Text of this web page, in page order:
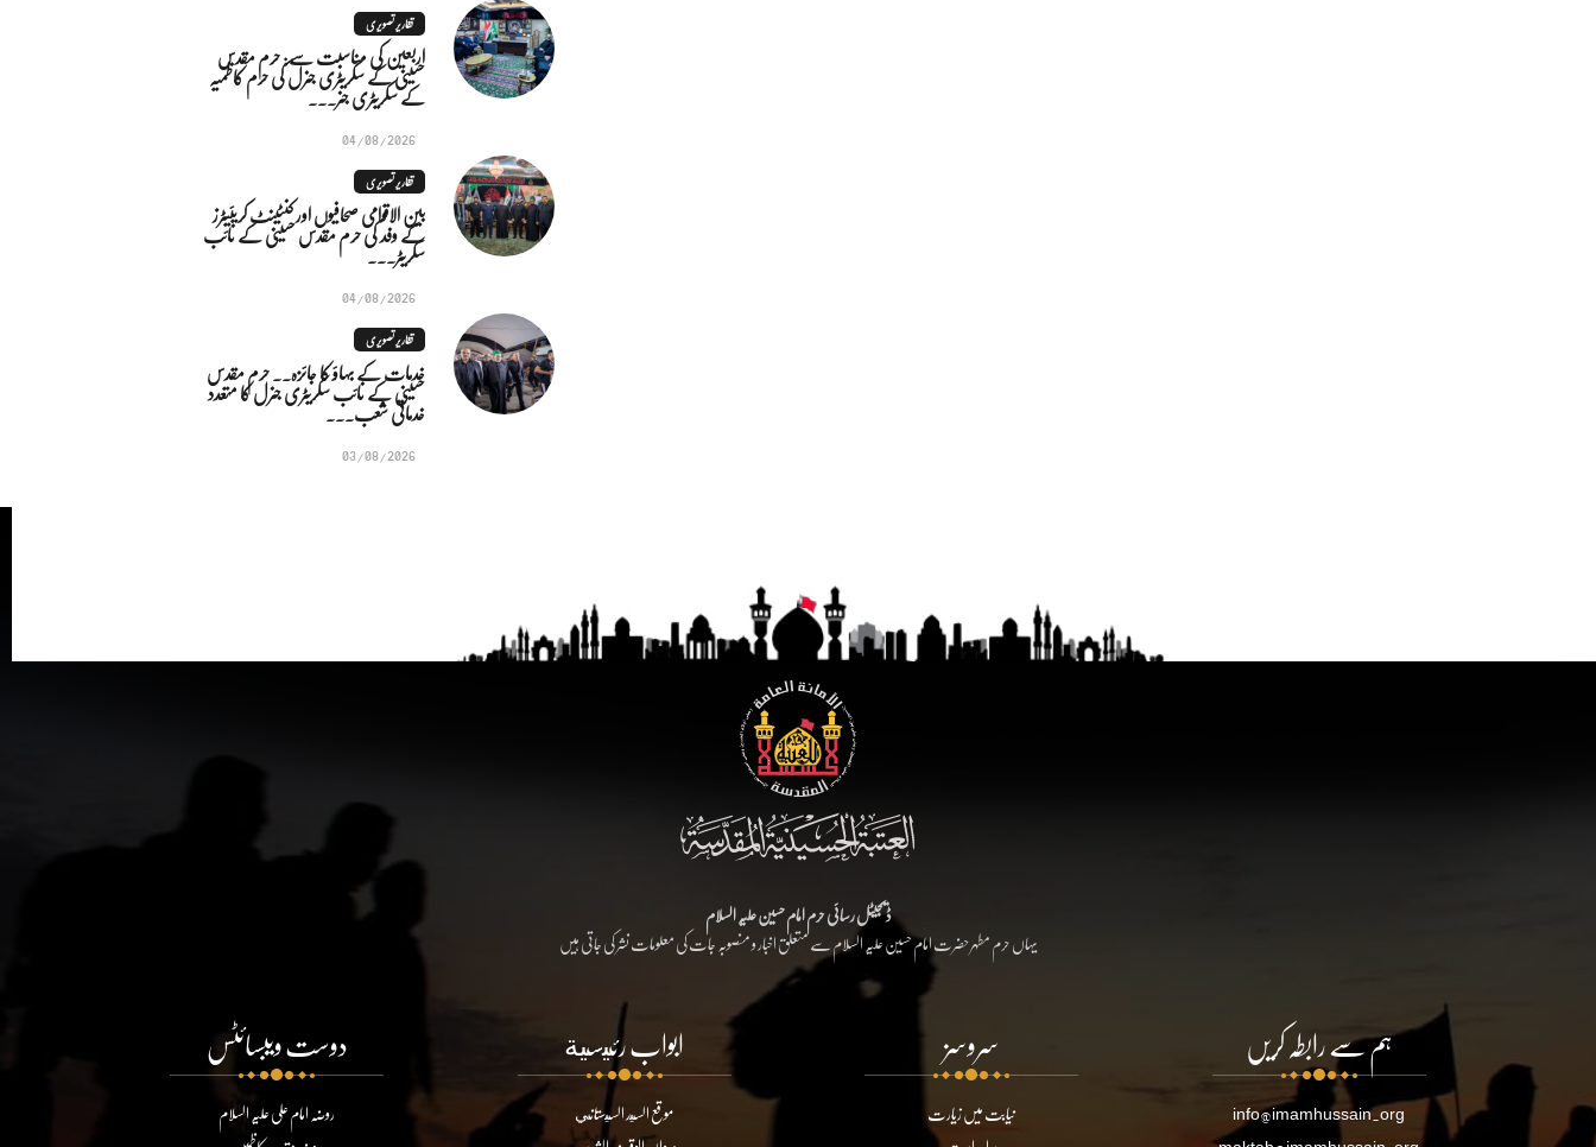
تقاریر تصویری
اربعین کی مناسبت سے: حرم مقدس
حسینی کے سکریٹری جنرل کی حرم کاظمیہ
کے سکریٹری جنر...
04/08/2026
تقاریر تصویری
بین الاقوامی صحافیوں اور کنٹینٹ کریئیٹرز
کے وفد کی حرم مقدس حسینی کے نائب
سکریٹر...
04/08/2026
تقاریر تصویری
خدمات کے بہاؤ کا جائزہ.. حرم مقدس
حسینی کے نائب سکریٹری جنرل کا متعدد
خدماتی شعب...
03/08/2026
ڈیجیٹل رسائی حرم امام حسین علیہ السلام
یہاں حرم مطہر حضرت امام حسین علیہ السلام سے متعلق اخبار و منصوبہ جات کی معلومات نشر کی جاتی ہیں
ہم سے رابطہ کریں
info@imamhussain.org
سروسز
نیابت میں زیارت
ابواب رئيسية
موقع السيد السيستاني
دوست ویبسائٹس
روضہ امام علی علیہ السلام